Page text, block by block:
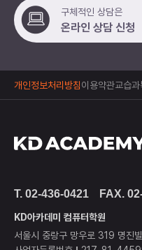
구체적인 상담은
온라인 상담 신청
개인정보처리방침이용약관교습
T. 02-436-0421 FAX.
KD아카데미 컴퓨터학원
서울시 중랑구 망우로 319 명진